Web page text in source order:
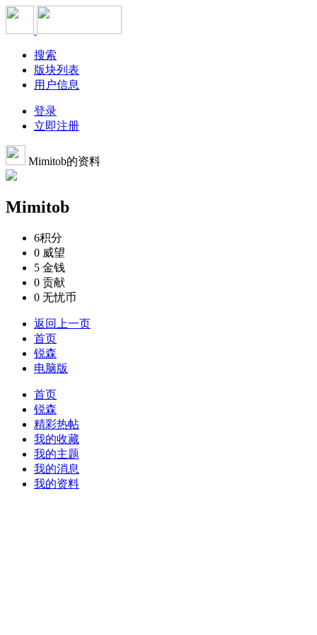
搜索
版块列表
用户信息
登录
立即注册
Mimitob的资料
Mimitob
6积分
0 威望
5 金钱
0 贡献
0 无忧币
返回上一页
首页
锐森
电脑版
首页
锐森
精彩热帖
我的收藏
我的主题
我的消息
我的资料